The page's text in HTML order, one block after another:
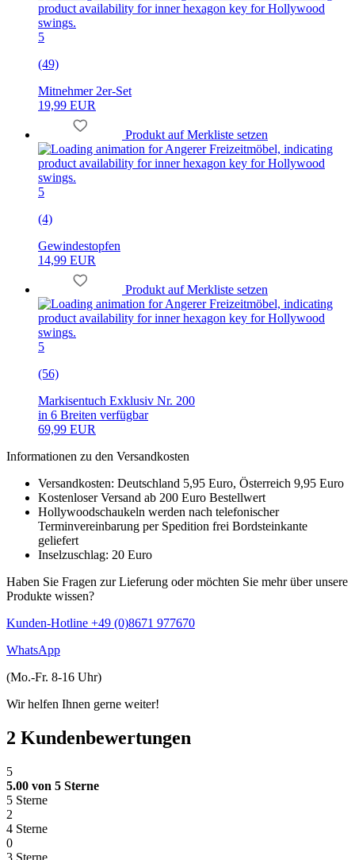
5
(49)
Mitnehmer 2er-Set
19,99 EUR
Produkt auf Merkliste setzen
5
(4)
Gewindestopfen
14,99 EUR
Produkt auf Merkliste setzen
5
(56)
Markisentuch Exklusiv Nr. 200
in 6 Breiten verfügbar
69,99 EUR
Informationen zu den Versandkosten
Versandkosten: Deutschland 5,95 Euro, Österreich 9,95 Euro
Kostenloser Versand ab 200 Euro Bestellwert
Hollywoodschaukeln werden nach telefonischer
Terminvereinbarung per Spedition frei Bordsteinkante
geliefert
Inselzuschlag: 20 Euro
Haben Sie Fragen zur Lieferung oder möchten Sie mehr über unsere
Produkte wissen?
Kunden-Hotline +49 (0)8671 977670
WhatsApp
(Mo.-Fr. 8-16 Uhr)
Wir helfen Ihnen gerne weiter!
2 Kundenbewertungen
5
5.00 von 5 Sterne
5 Sterne
2
4 Sterne
0
3 Sterne